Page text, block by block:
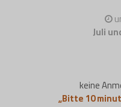
Juli
keine
„Bitte 10